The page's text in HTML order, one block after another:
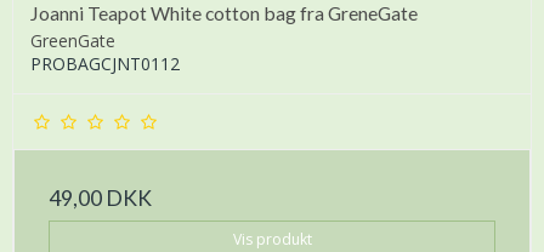
Joanni Teapot White cotton bag fra GreneGate
GreenGate
PROBAGCJNT0112
49,00 DKK
Vis produkt